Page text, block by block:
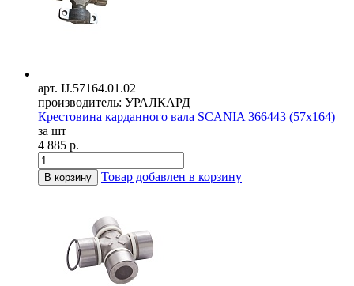
арт. IJ.57164.01.02
производитель: УРАЛКАРД
Крестовина карданного вала SCANIA 366443 (57x164)
за шт
4 885 р.
В корзину Товар добавлен в корзину